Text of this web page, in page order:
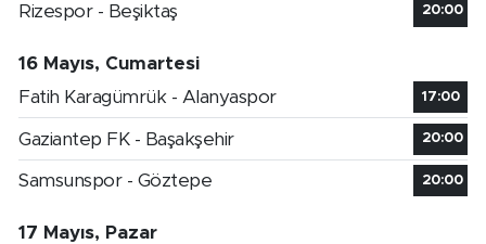
Rizespor - Beşiktaş
20:00
16 Mayıs, Cumartesi
Fatih Karagümrük - Alanyaspor
17:00
Gaziantep FK - Başakşehir 20:00
Samsunspor - Göztepe 20:00
17 Mayıs, Pazar